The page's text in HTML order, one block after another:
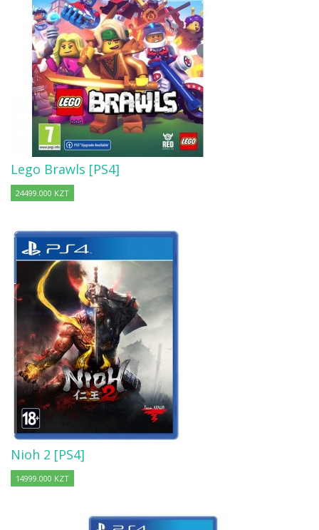
Lego Brawls [PS4]
24499.000 KZT
Nioh 2 [PS4]
14999.000 KZT